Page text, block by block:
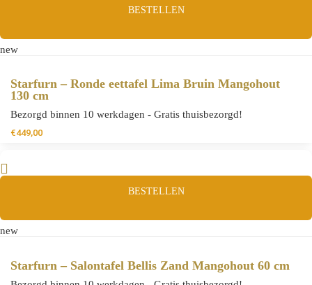
BESTELLEN
new
Starfurn – Ronde eettafel Lima Bruin Mangohout
130 cm
Bezorgd binnen 10 werkdagen - Gratis thuisbezorgd!
€449,00
BESTELLEN
new
Starfurn – Salontafel Bellis Zand Mangohout 60 cm